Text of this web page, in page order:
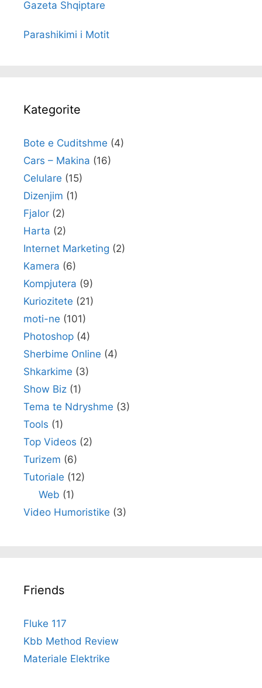
Gazeta Shqiptare
Parashikimi i Motit
Kategorite
Bote e Cuditshme (4)
Cars – Makina (16)
Celulare (15)
Dizenjim (1)
Fjalor (2)
Harta (2)
Internet Marketing (2)
Kamera (6)
Kompjutera (9)
Kuriozitete (21)
moti-ne (101)
Photoshop (4)
Sherbime Online (4)
Shkarkime (3)
Show Biz (1)
Tema te Ndryshme (3)
Tools (1)
Top Videos (2)
Turizem (6)
Tutoriale (12)
Web (1)
Video Humoristike (3)
Friends
Fluke 117
Kbb Method Review
Materiale Elektrike